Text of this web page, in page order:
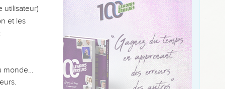
les os.
c’est
utilisateur)
et les
monde…